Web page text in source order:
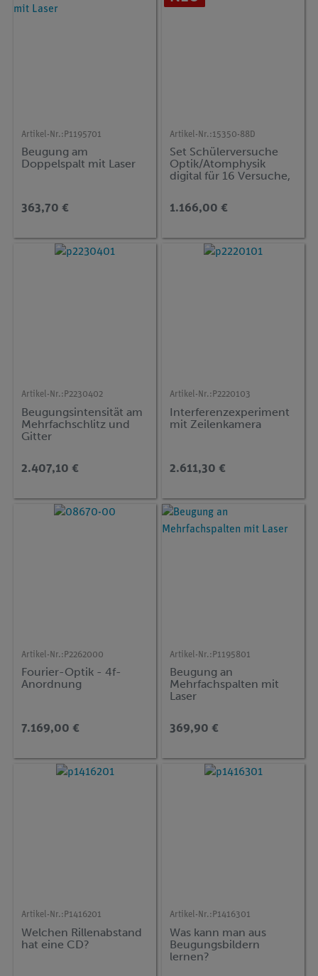
Artikel-Nr.: P1195701
Beugung am
Doppelspalt mit Laser
363,70 €
Artikel-Nr.:15350-88D
Set Schülerversuche
Optik/Atomphysik
digital für 16 Versuche,
1.166,00 €
Artikel-Nr.: P2230402
Beugungsintensität am
Mehrfachschlitz und
Gitter
2.407,10 €
Artikel-Nr.: P2220103
Interferenzexperiment
mit Zeilenkamera
2.611,30 €
Artikel-Nr.: P2262000
Fourier-Optik - 4f-
Anordnung
7.169,00 €
Artikel-Nr.: P1195801
Beugung an
Mehrfachspalten mit
Laser
369,90 €
Artikel-Nr.: P1416201
Welchen Rillenabstand
hat eine CD?
Artikel-Nr.: P1416301
Was kann man aus
Beugungsbildern
lernen?